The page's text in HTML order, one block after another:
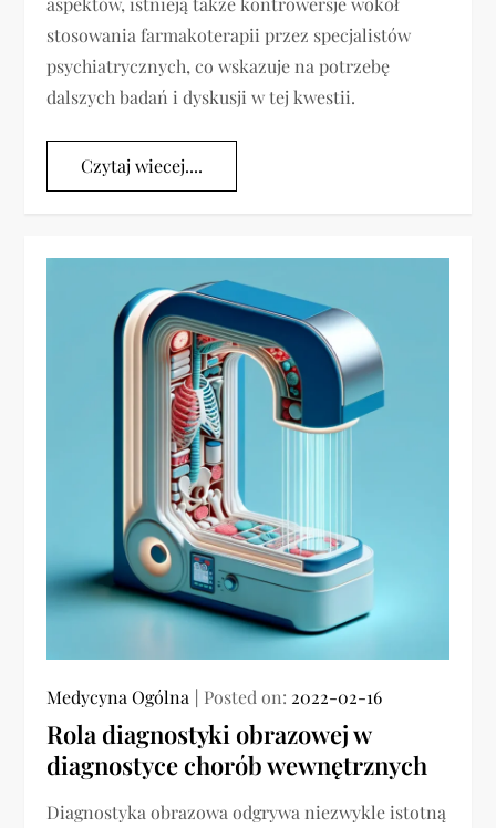
stosowania farmakoterapii przez specjalistów
psychiatrycznych, co wskazuje na potrzebę
dalszych badań i dyskusji w tej kwestii.
Czytaj wiecej....
Medycyna Ogólna Posted on: 2022-02-16
Rola diagnostyki obrazowej w
diagnostyce chorób wewnętrznych
Diagnostyka obrazowa odgrywa niezwykle istotną